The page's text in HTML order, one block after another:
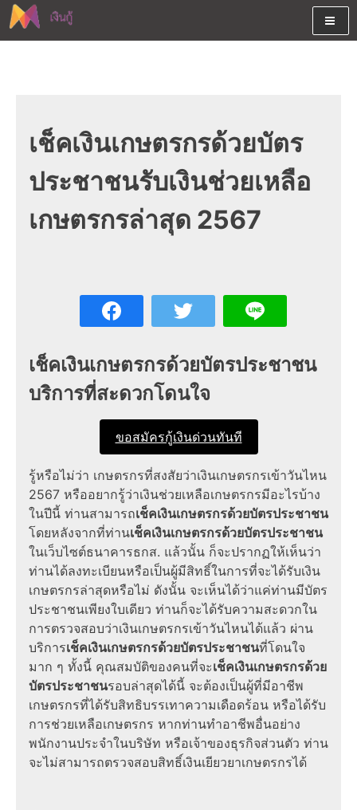
Skip
to
เงินสด และมีรีไฟแนนซ์ด้วย
เช็คเงินเกษตรกรด้วยบัตร
ประชาชนรับเงินช่วยเหลือ
เกษตรกรล่าสุด 2567
เช็คเงินเกษตรกรด้วยบัตรประชาชน
บริการที่สะดวกโดนใจ
ขอสมัครกู้เงินด่วนทันที
รู้หรือไม่ว่า เกษตรกรที่สงสัยว่าเงินเกษตรกรเข้าวันไหน
2567 หรืออยากรู้ว่าเงินช่วยเหลือเกษตรกรมีอะไรบ้าง
ในปีนี้ ท่านสามารถเช็คเงินเกษตรกรด้วยบัตรประชาชน
โดยหลังจากที่ท่านเช็คเงินเกษตรกรด้วยบัตรประชาชน
ในเว็บไซต์ธนาคารธกส. แล้วนั้น ก็จะปรากฏให้เห็นว่า
ท่านได้ลงทะเบียนหรือเป็นผู้มีสิทธิ์ในการที่จะได้รับเงิน
เกษตรกรล่าสุดหรือไม่ ดังนั้น จะเห็นได้ว่าแค่ท่านมีบัตร
ประชาชนเพียงใบเดียว ท่านก็จะได้รับความสะดวกใน
การตรวจสอบว่าเงินเกษตรกรเข้าวันไหนได้แล้ว ผ่าน
บริการเช็คเงินเกษตรกรด้วยบัตรประชาชนที่โดนใจ
มาก ๆ ทั้งนี้ คุณสมบัติของคนที่จะเช็คเงินเกษตรกรด้วย
บัตรประชาชนรอบล่าสุดได้นี้ จะต้องเป็นผู้ที่มีอาชีพ
เกษตรกรที่ได้รับสิทธิบรรเทาความเดือดร้อน หรือได้รับ
การช่วยเหลือเกษตรกร หากท่านทำอาชีพอื่นอย่าง
พนักงานประจำในบริษัท หรือเจ้าของธุรกิจส่วนตัว ท่าน
จะไม่สามารถตรวจสอบสิทธิ์เงินเยียวยาเกษตรกรได้